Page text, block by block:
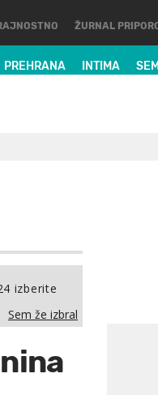
PREHRANA INTIMA
ŽURNAL
izberite
Sem že izbral